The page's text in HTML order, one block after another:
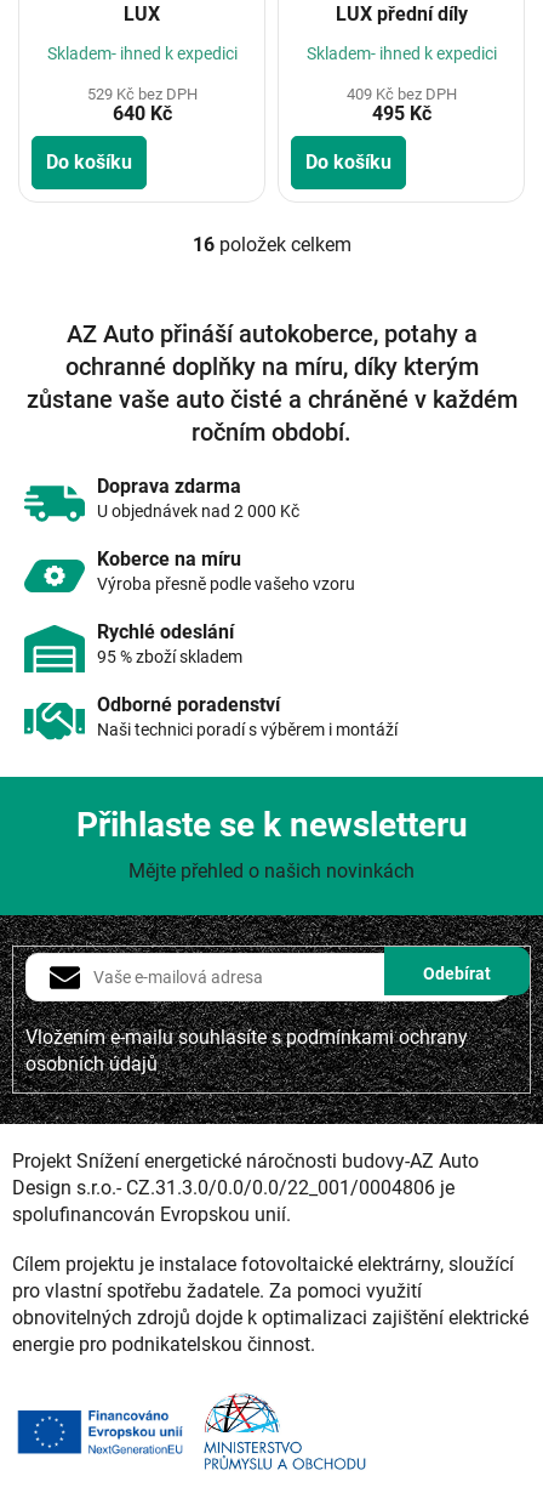
LUX
Skladem- ihned k expedici
529 Kč bez DPH
640 Kč
Do košíku
LUX přední díly
Skladem- ihned k expedici
409 Kč bez DPH
495 Kč
Do košíku
O
á
d
a
c
í
p
k
ý
16položek celkem
AZ Auto přináší autokoberce, potahy a
ochranné doplňky na míru, díky kterým
zůstane vaše auto čisté a chráněné v každém
ročním období.
Doprava zdarma
U objednávek nad 2 000 Kč
Koberce na míru
Výroba přesně podle vašeho vzoru
Rychlé odeslání
95 % zboží skladem
Odborné poradenství
Naši technici poradí s výběrem i montáží
Vložením e-mailu souhlasíte spodmínkami ochrany
osobních údajů
Přihlaste se k newsletteru
Mějte přehled o našich novinkách
Projekt Snížení energetické náročnosti budovy-AZ Auto
Design s.r.o.- CZ.31.3.0/0.0/0.0/22_001/0004806 je
spolufinancován Evropskou unií.
Cílem projektu je instalace fotovoltaické elektrárny, sloužící
pro vlastní spotřebu žadatele. Za pomoci využití
obnovitelných zdrojů dojde k optimalizaci zajištění elektrické
energie pro podnikatelskou činnost.